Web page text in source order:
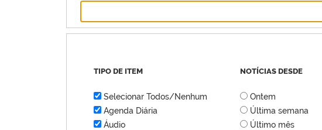
TIPO DE ITEM
Selecionar Todos/Nenhum
Agenda Diária
Áudio
NOTÍCIAS DESDE
Ontem
Última semana
Último mês